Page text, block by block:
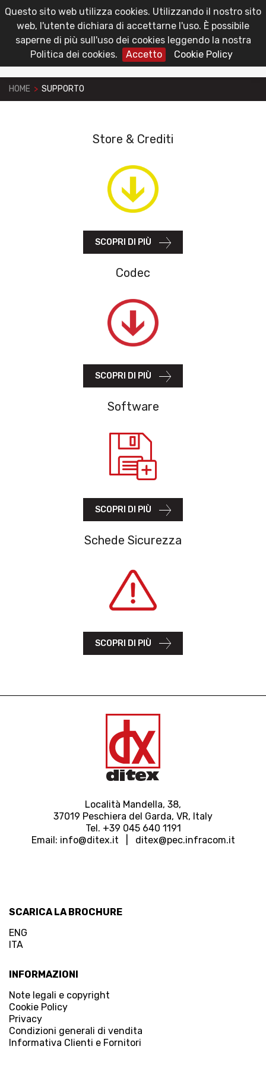
Questo sito web utilizza cookies. Utilizzando il nostro sito
web, l'utente dichiara di accettarne l'uso. È possibile
saperne di più sull'uso dei cookies leggendo la nostra
Politica dei cookies.
Accetto Cookie Policy
Area Riservata
HOME > SUPPORTO
Store & Crediti
SCOPRI DI PIÙ
Codec
SCOPRI DI PIÙ
Software
SCOPRI DI PIÙ
Schede Sicurezza
SCOPRI DI PIÙ
Località Mandella, 38,
37019 Peschiera del Garda, VR, Italy
Tel. +39 045 640 1191
Email: info@ditex.it | ditex@pec.infracom.it
SCARICA LA BROCHURE
ENG
ITA
INFORMAZIONI
Note legali e copyright
Cookie Policy
Privacy
Condizioni generali di vendita
Informativa Clienti e Fornitori